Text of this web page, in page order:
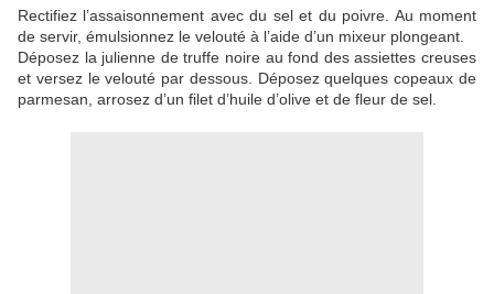
Rectifiez l’assaisonnement avec du sel et du poivre. Au moment
de servir, émulsionnez le velouté à l’aide d’un mixeur plongeant.
Déposez la julienne de truffe noire au fond des assiettes creuses
et versez le velouté par dessous. Déposez quelques copeaux de
parmesan, arrosez d’un filet d’huile d’olive et de fleur de sel.